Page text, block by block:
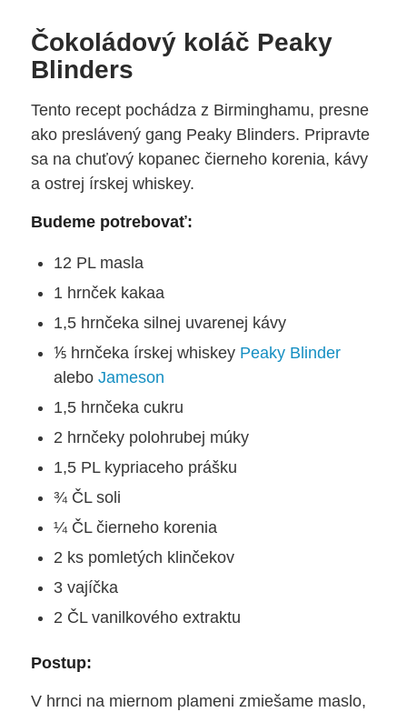
Čokoládový koláč Peaky
Blinders
Tento recept pochádza z Birminghamu, presne
ako preslávený gang Peaky Blinders. Pripravte
sa na chuťový kopanec čierneho korenia, kávy
a ostrej írskej whiskey.
Budeme potrebovať:
12 PL masla
1 hrnček kakaa
1,5 hrnčeka silnej uvarenej kávy
⅕ hrnčeka írskej whiskey Peaky Blinder
alebo Jameson
1,5 hrnčeka cukru
2 hrnčeky polohrubej múky
1,5 PL kypriaceho prášku
¾ ČL soli
¼ ČL čierneho korenia
2 ks pomletých klinčekov
3 vajíčka
2 ČL vanilkového extraktu
Postup:
V hrnci na miernom plameni zmiešame maslo,